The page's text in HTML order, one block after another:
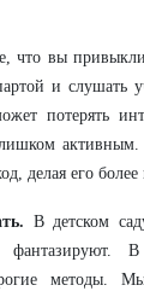
что вы
и слушать
потерять
делая его
В детском
фантазируют.
методы.